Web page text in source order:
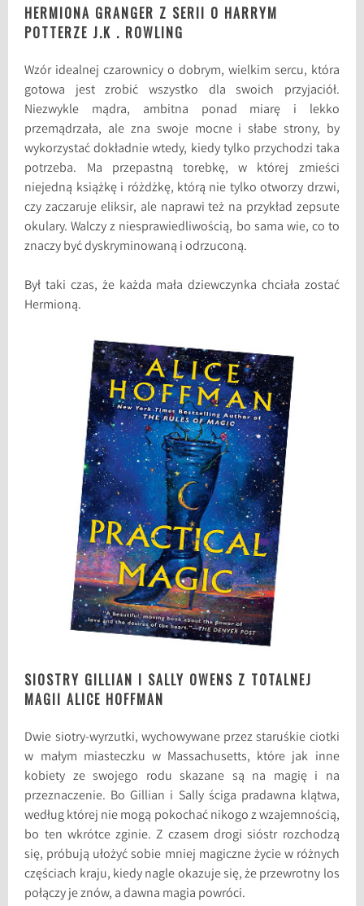
HERMIONA GRANGER Z SERII O HARRYM
POTTERZE J.K . ROWLING
Wzór idealnej czarownicy o dobrym, wielkim sercu, która
gotowa jest zrobić wszystko dla swoich przyjaciół.
Niezwykle mądra, ambitna ponad miarę i lekko
przemądrzała, ale zna swoje mocne i słabe strony, by
wykorzystać dokładnie wtedy, kiedy tylko przychodzi taka
potrzeba. Ma przepastną torebkę, w której zmieści
niejedną książkę i różdżkę, którą nie tylko otworzy drzwi,
czy zaczaruje eliksir, ale naprawi też na przykład zepsute
okulary. Walczy z niesprawiedliwością, bo sama wie, co to
znaczy być dyskryminowaną i odrzuconą.
Był taki czas, że każda mała dziewczynka chciała zostać
Hermioną.
SIOSTRY GILLIAN I SALLY OWENS Z TOTALNEJ
MAGII ALICE HOFFMAN
Dwie siotry-wyrzutki, wychowywane przez staruśkie ciotki
w małym miasteczku w Massachusetts, które jak inne
kobiety ze swojego rodu skazane są na magię i na
przeznaczenie. Bo Gillian i Sally ściga pradawna klątwa,
według której nie mogą pokochać nikogo z wzajemnością,
bo ten wkrótce zginie. Z czasem drogi sióstr rozchodzą
się, próbują ułożyć sobie mniej magiczne życie w różnych
częściach kraju, kiedy nagle okazuje się, że przewrotny los
połączy je znów, a dawna magia powróci.